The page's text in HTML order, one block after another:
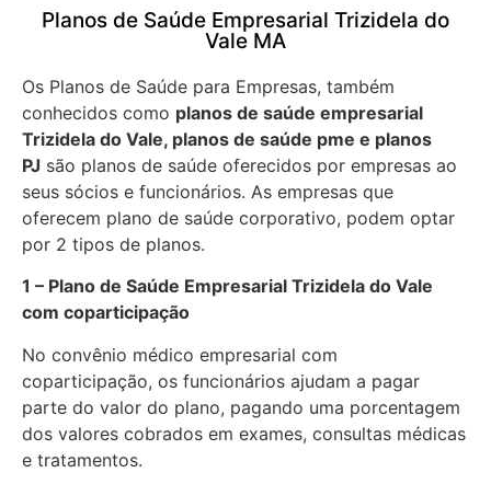
Planos de Saúde Empresarial Trizidela do
Vale MA
Os Planos de Saúde para Empresas, também
conhecidos como planos de saúde empresarial
Trizidela do Vale, planos de saúde pme e planos
PJ são planos de saúde oferecidos por empresas ao
seus sócios e funcionários. As empresas que
oferecem plano de saúde corporativo, podem optar
por 2 tipos de planos.
1 – Plano de Saúde Empresarial Trizidela do Vale
com coparticipação
No convênio médico empresarial com
coparticipação, os funcionários ajudam a pagar
parte do valor do plano, pagando uma porcentagem
dos valores cobrados em exames, consultas médicas
e tratamentos.